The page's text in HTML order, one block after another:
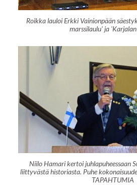
Roikka lauloi Erkki Vainionpään
marssilaulu' ja
Niilo Hamari kertoi juhlapuheessaan
liittyvästä historiasta. Puhe
TAPAHTUMIA